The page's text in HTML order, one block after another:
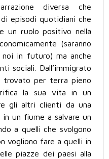
diversa che
episodi quotidiani che
un ruolo positivo nella
(saranno
in futuro) ma anche
sociali. Dall’immigrato
trovato per terra pieno
la sua vita in un
gli altri clienti da una
un fiume a salvare un
a quelli che svolgono
vogliono fare a quelli in
piazze dei paesi alla